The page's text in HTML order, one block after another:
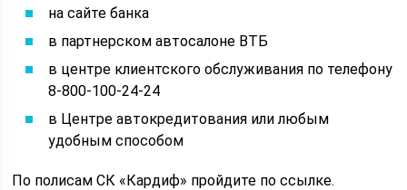
на сайте банка
в партнерском автосалоне ВТБ
в центре клиентского обслуживания по телефону
8-800-100-24-24
в Центре автокредитования или любым
удобным способом
По полисам СК «Кардиф» пройдите по ссылке.